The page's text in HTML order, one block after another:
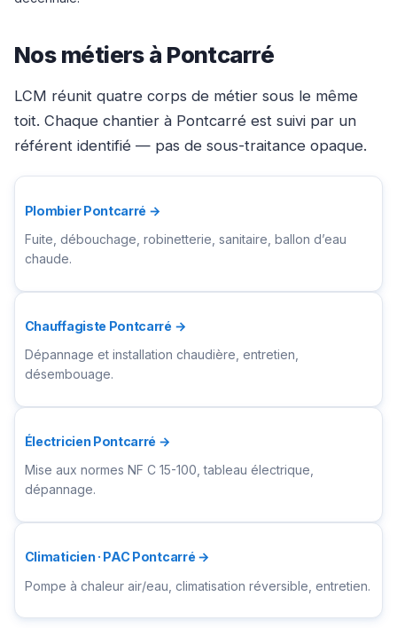
Nos métiers à Pontcarré
LCM réunit quatre corps de métier sous le même
toit. Chaque chantier à Pontcarré est suivi par un
référent identifié — pas de sous-traitance opaque.
Plombier Pontcarré →
Fuite, débouchage, robinetterie, sanitaire, ballon d’eau
chaude.
Chauffagiste Pontcarré →
Dépannage et installation chaudière, entretien,
désembouage.
Électricien Pontcarré →
Mise aux normes NF C 15-100, tableau électrique,
dépannage.
Climaticien · PAC Pontcarré →
Pompe à chaleur air/eau, climatisation réversible, entretien.